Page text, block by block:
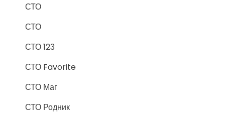
СТО
СТО
СТО 123
СТО Favorite
СТО Маг
СТО Родник